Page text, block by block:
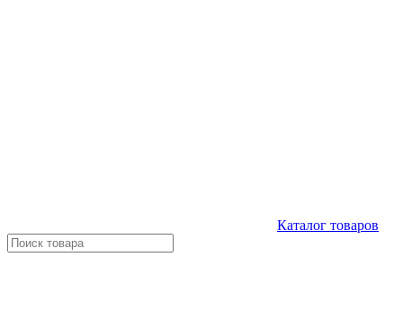
Каталог товаров